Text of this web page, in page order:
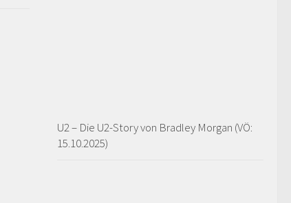
U2 – Die U2-Story von Bradley Morgan (VÖ:
15.10.2025)